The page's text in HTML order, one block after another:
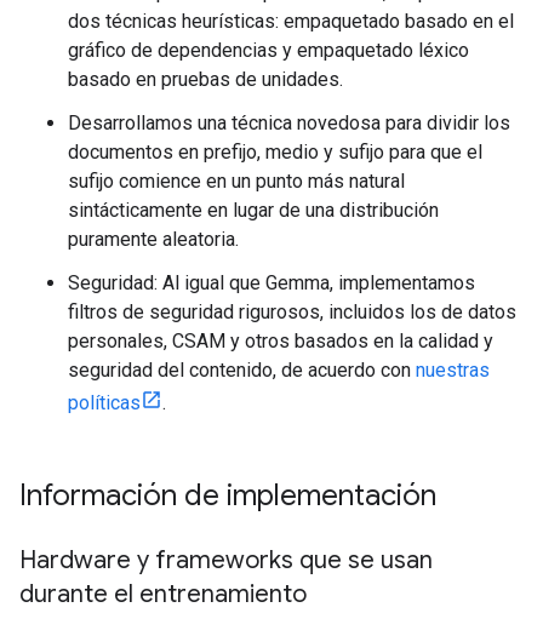
dos técnicas heurísticas: empaquetado basado en el
gráfico de dependencias y empaquetado léxico
basado en pruebas de unidades.
Desarrollamos una técnica novedosa para dividir los
documentos en prefijo, medio y sufijo para que el
sufijo comience en un punto más natural
sintácticamente en lugar de una distribución
puramente aleatoria.
Seguridad: Al igual que Gemma, implementamos
filtros de seguridad rigurosos, incluidos los de datos
personales, CSAM y otros basados en la calidad y
seguridad del contenido, de acuerdo con nuestras
políticas
.
Información de implementación
Hardware y frameworks que se usan
durante el entrenamiento